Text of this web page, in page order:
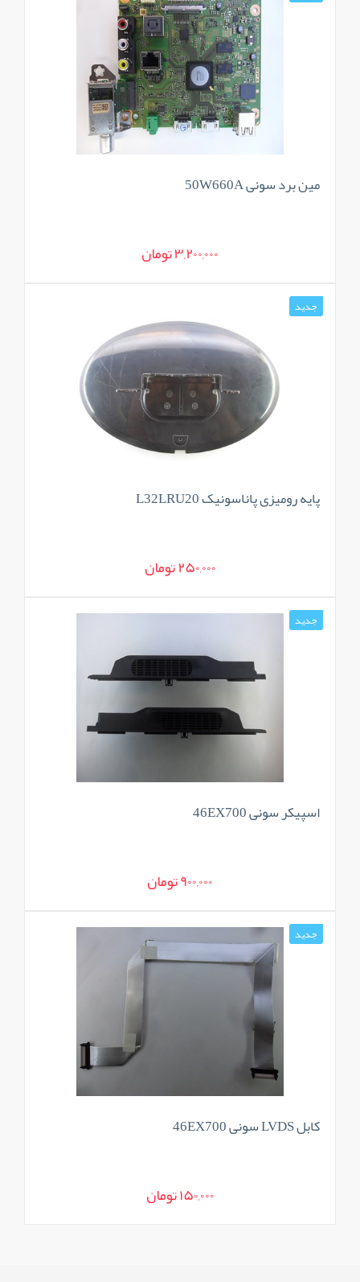
مین برد سونی 50W660A
3,200,000 تومان
جدید
پایه رومیزی پاناسونیک L32LRU20
250,000 تومان
جدید
اسپیکر سونی 46EX700
900,000 تومان
جدید
کابل LVDS سونی 46EX700
150,000 تومان